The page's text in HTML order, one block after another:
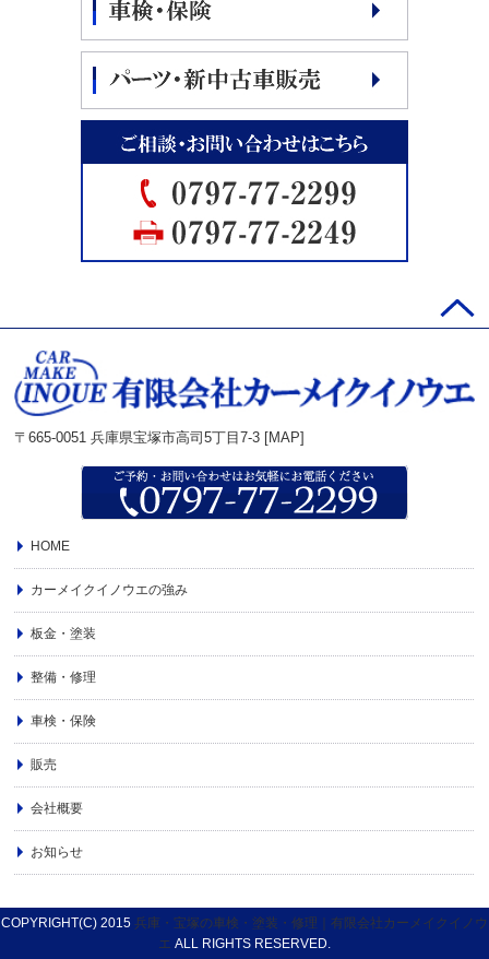
〒665-0051 兵庫県宝塚市高司5丁目7-3 [MAP]
HOME
カーメイクイノウエの強み
板金・塗装
整備・修理
車検・保険
販売
会社概要
お知らせ
COPYRIGHT(C) 2015 兵庫・宝塚の車検・塗装・修理｜有限会社カーメイクイノウ
エ ALL RIGHTS RESERVED.